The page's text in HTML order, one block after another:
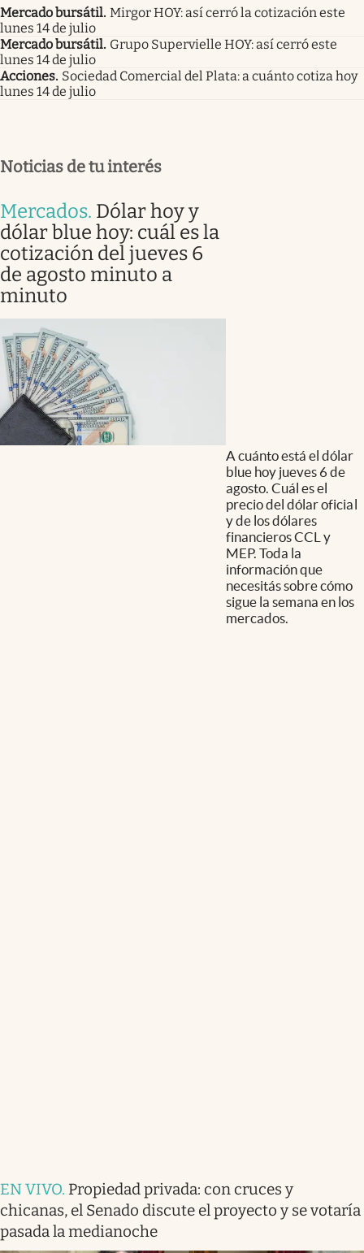
Mercado bursátil. Mirgor HOY: así cerró la cotización este
lunes 14 de julio
Mercado bursátil. Grupo Supervielle HOY: así cerró este
lunes 14 de julio
Acciones. Sociedad Comercial del Plata: a cuánto cotiza hoy
lunes 14 de julio
Noticias de tu interés
Mercados. Dólar hoy y
dólar blue hoy: cuál es la
cotización del jueves 6
de agosto minuto a
minuto
A cuánto está el dólar
blue hoy jueves 6 de
agosto. Cuál es el
precio del dólar oficial
y de los dólares
financieros CCL y
MEP. Toda la
información que
necesitás sobre cómo
sigue la semana en los
mercados.
EN VIVO. Propiedad privada: con cruces y
chicanas, el Senado discute el proyecto y se votaría
pasada la medianoche